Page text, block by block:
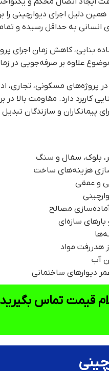
دلیل اجرای دیوارچینی را
انسانی به حداقل رسیده و
بنایی، کاهش زمان
موضوع علاوه بر صرفه‌جویی
در پروژه‌های مسکونی،
کاربرد دارد. مقاومت
پیمانکاران و سازندگان تبدیل
بلوک، سفال و سنگ
هزینه‌های ساخت
و عمقی
مصالح
سازه‌ای
هدررفت مواد
آب
دیوارهای ساختمانی
قیمت تماس بگیرید